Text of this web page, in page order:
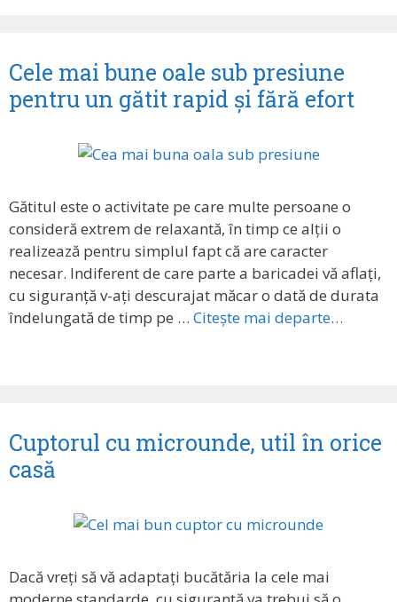
Cele mai bune oale sub presiune
pentru un gătit rapid și fără efort
Gătitul este o activitate pe care multe persoane o
consideră extrem de relaxantă, în timp ce alții o
realizează pentru simplul fapt că are caracter
necesar. Indiferent de care parte a baricadei vă aflați,
cu siguranță v-ați descurajat măcar o dată de durata
îndelungată de timp pe … Citește mai departe…
Cuptorul cu microunde, util în orice
casă
Dacă vreți să vă adaptați bucătăria la cele mai